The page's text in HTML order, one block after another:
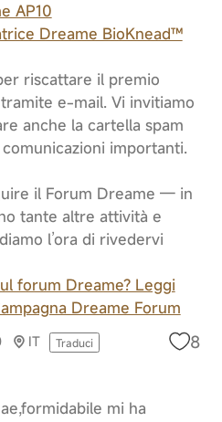
AP10
Dreame BioKnead™
riscattare il premio
e-mail. Vi invitiamo
anche la cartella spam
importanti.
il Forum Dreame — in
tante altre attività e
l’ora di rivedervi
forum Dreame? Leggi
Dreame Forum
IT Traduci 8
mi ha